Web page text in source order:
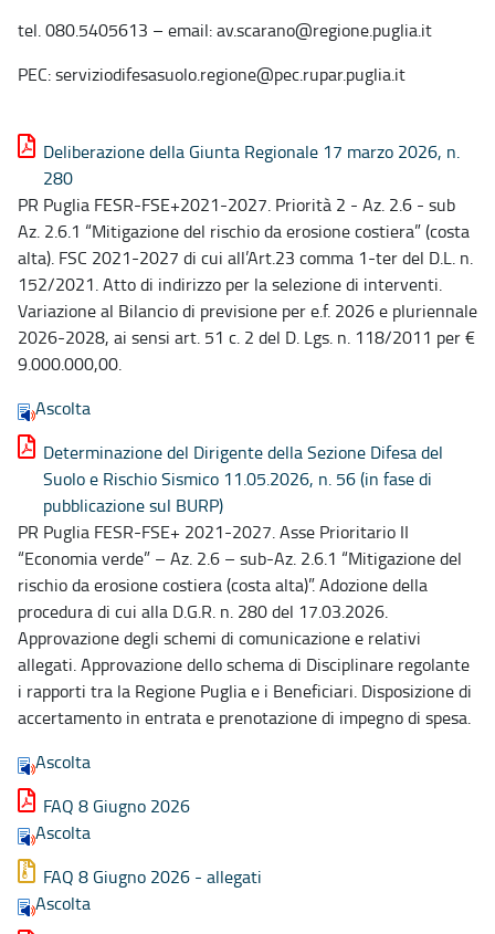
tel. 080.5405613 – email: av.scarano@regione.puglia.it
PEC: serviziodifesasuolo.regione@pec.rupar.puglia.it
Deliberazione della Giunta Regionale 17 marzo 2026, n.
280
PR Puglia FESR-FSE+2021-2027. Priorità 2 - Az. 2.6 - sub
Az. 2.6.1 “Mitigazione del rischio da erosione costiera” (costa
alta). FSC 2021-2027 di cui all’Art.23 comma 1-ter del D.L. n.
152/2021. Atto di indirizzo per la selezione di interventi.
Variazione al Bilancio di previsione per e.f. 2026 e pluriennale
2026-2028, ai sensi art. 51 c. 2 del D. Lgs. n. 118/2011 per €
9.000.000,00.
Ascolta
Determinazione del Dirigente della Sezione Difesa del
Suolo e Rischio Sismico 11.05.2026, n. 56 (in fase di
pubblicazione sul BURP)
PR Puglia FESR-FSE+ 2021-2027. Asse Prioritario II
“Economia verde” – Az. 2.6 – sub-Az. 2.6.1 “Mitigazione del
rischio da erosione costiera (costa alta)”. Adozione della
procedura di cui alla D.G.R. n. 280 del 17.03.2026.
Approvazione degli schemi di comunicazione e relativi
allegati. Approvazione dello schema di Disciplinare regolante
i rapporti tra la Regione Puglia e i Beneficiari. Disposizione di
accertamento in entrata e prenotazione di impegno di spesa.
Ascolta
FAQ 8 Giugno 2026
Ascolta
FAQ 8 Giugno 2026 - allegati
Ascolta